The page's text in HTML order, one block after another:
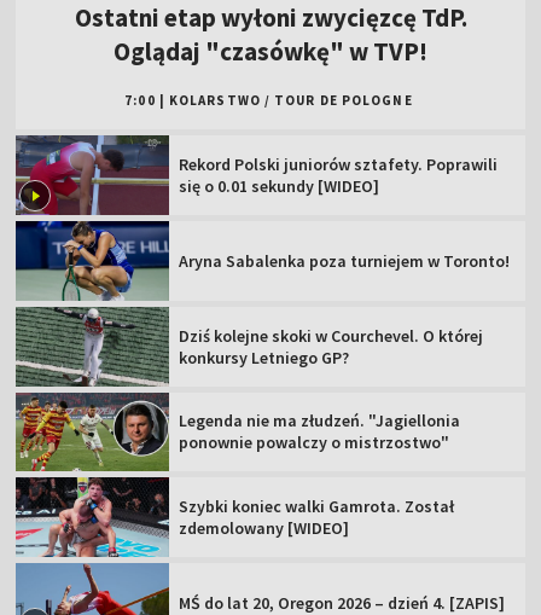
Ostatni etap wyłoni zwycięzcę TdP.
Oglądaj "czasówkę" w TVP!
7:00 KOLARSTWO / TOUR DE POLOGNE
Rekord Polski juniorów sztafety. Poprawili
się o 0.01 sekundy [WIDEO]
Aryna Sabalenka poza turniejem w Toronto!
Dziś kolejne skoki w Courchevel. O której
konkursy Letniego GP?
Legenda nie ma złudzeń. "Jagiellonia
ponownie powalczy o mistrzostwo"
Szybki koniec walki Gamrota. Został
zdemolowany [WIDEO]
MŚ do lat 20, Oregon 2026 – dzień 4. [ZAPIS]